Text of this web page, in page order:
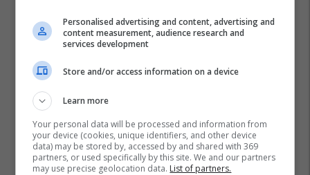
Personalised advertising and content, advertising and
content measurement, audience research and
services development
Store and/or access information on a device
Learn more
Your personal data will be processed and information from
your device (cookies, unique identifiers, and other device
data) may be stored by, accessed by and shared with 369
partners, or used specifically by this site. We and our partners
may use precise geolocation data. List of partners.